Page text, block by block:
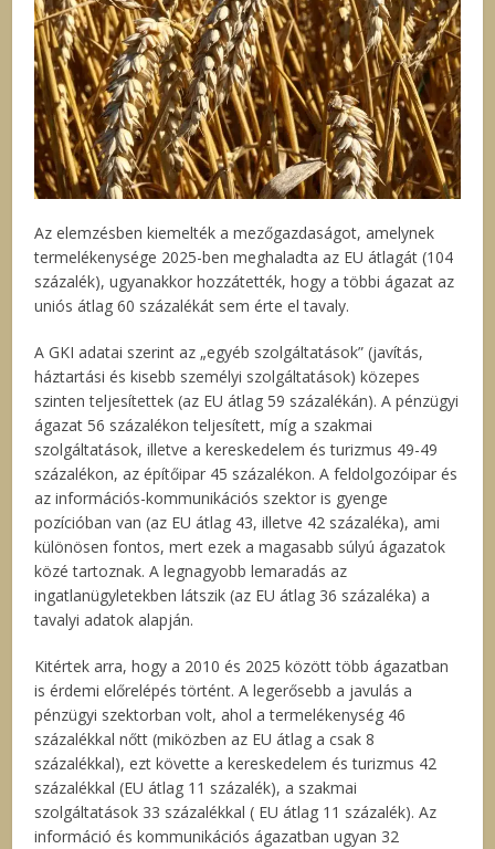
Az elemzésben kiemelték a mezőgazdaságot, amelynek
termelékenysége 2025-ben meghaladta az EU átlagát (104
százalék), ugyanakkor hozzátették, hogy a többi ágazat az
uniós átlag 60 százalékát sem érte el tavaly.
A GKI adatai szerint az „egyéb szolgáltatások” (javítás,
háztartási és kisebb személyi szolgáltatások) közepes
szinten teljesítettek (az EU átlag 59 százalékán). A pénzügyi
ágazat 56 százalékon teljesített, míg a szakmai
szolgáltatások, illetve a kereskedelem és turizmus 49-49
százalékon, az építőipar 45 százalékon. A feldolgozóipar és
az információs-kommunikációs szektor is gyenge
pozícióban van (az EU átlag 43, illetve 42 százaléka), ami
különösen fontos, mert ezek a magasabb súlyú ágazatok
közé tartoznak. A legnagyobb lemaradás az
ingatlanügyletekben látszik (az EU átlag 36 százaléka) a
tavalyi adatok alapján.
Kitértek arra, hogy a 2010 és 2025 között több ágazatban
is érdemi előrelépés történt. A legerősebb a javulás a
pénzügyi szektorban volt, ahol a termelékenység 46
százalékkal nőtt (miközben az EU átlag a csak 8
százalékkal), ezt követte a kereskedelem és turizmus 42
százalékkal (EU átlag 11 százalék), a szakmai
szolgáltatások 33 százalékkal ( EU átlag 11 százalék). Az
információ és kommunikációs ágazatban ugyan 32